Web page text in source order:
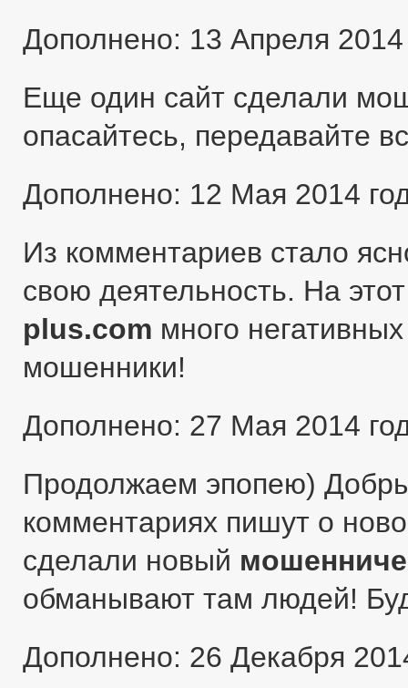
Дополнено: 13 Апреля 2014
Еще один сайт сделали
опасайтесь, передавайте
Дополнено: 12 Мая 2014
Из комментариев стало
свою деятельность. На
plus.com много
мошенники!
Дополнено: 27 Мая 2014
Продолжаем эпопею)
комментариях пишут о
сделали новый
обманывают там людей!
Дополнено: 26 Декабря